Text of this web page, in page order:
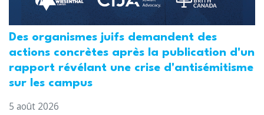
Des organismes juifs demandent des
actions concrètes après la publication d'un
rapport révélant une crise d'antisémitisme
sur les campus
5 août 2026